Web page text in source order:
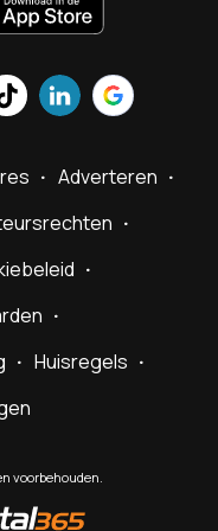
Adverteren
Huisregels
voorbehouden.